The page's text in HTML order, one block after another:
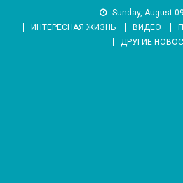
Sunday, August
ИНТЕРЕСНАЯ ЖИЗНЬ
ВИДЕО
ДРУГИЕ